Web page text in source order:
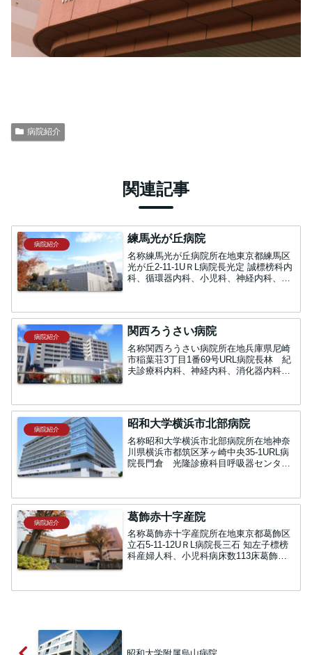
病院紹介
関連記事
病院紹介 練馬光が丘病院
名称練馬光が丘病院所在地東京都練馬区
光が丘2-11-1UＲL病院長光定 誠標榜科内
科、循環器内科、小児科、神経内科、精
尿器科、皮膚科、眼科、耳鼻いんこう
病院紹介 関西ろうさい病院
名称関西ろうさい病院所在地兵庫県尼崎
市稲葉荘3丁目1番69号URL病院長林 紀
夫診療科内科、神経内科、消化器内科、
ケア科、整形外科、スポーツ整形外科、
病院紹介 昭和大学横浜市北部病院
名称昭和大学横浜市北部病院所在地神奈
川県横浜市都筑区茅ヶ崎中央35-1URL病
院長門倉 光隆診療科目呼吸器センター
科）、心臓カテーテル室科、救急医学
科、メンタルケアセンタ...
病院紹介 葛飾赤十字産院
名称葛飾赤十字産院所在地東京都葛飾区
立石5-11-12UＲL病院長三石 知左子標榜
科産婦人科、小児科病床数113床葛飾赤